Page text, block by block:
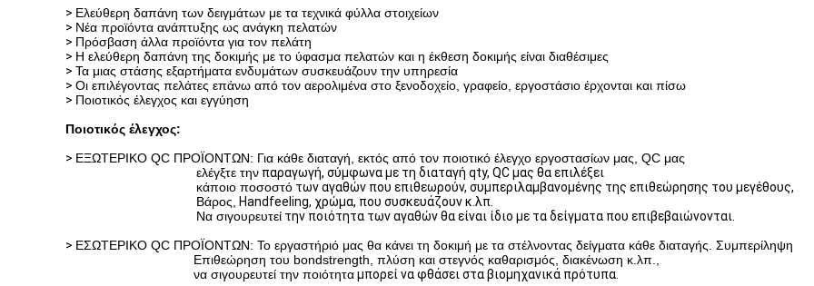
> Ελεύθερη δαπάνη των δειγμάτων με τα τεχνικά φύλλα στοιχείων
> Νέα προϊόντα ανάπτυξης ως ανάγκη πελατών
> Πρόσβαση άλλα προϊόντα για τον πελάτη
> Η ελεύθερη δαπάνη της δοκιμής με το ύφασμα πελατών και η έκθεση δοκιμής είναι διαθέσιμες
> Τα μιας στάσης εξαρτήματα ενδυμάτων συσκευάζουν την υπηρεσία
> Οι επιλέγοντας πελάτες επάνω από τον αερολιμένα στο ξενοδοχείο, γραφείο, εργοστάσιο έρχονται και πίσω
> Ποιοτικός έλεγχος και εγγύηση
Ποιοτικός έλεγχος:
> ΕΞΩΤΕΡΙΚΟ QC ΠΡΟΪΟΝΤΩΝ: Για κάθε διαταγή, εκτός από τον ποιοτικό έλεγχο εργοστασίων μας, QC μας
ελέγξτε την παραγωγή, σύμφωνα με τη διαταγή qty, QC μας θα επιλέξει
κάποιο ποσοστό των αγαθών που επιθεωρούν, συμπεριλαμβανομένης της επιθεώρησης του μεγέθους,
Βάρος,
Handfeeling, χρώμα, που συσκευάζουν κ.λπ.
Να σιγουρευτεί την ποιότητα των αγαθών θα είναι ίδιο με ταδείγματα που επιβεβαιώνονται.
> ΕΣΩΤΕΡΙΚΟ QC ΠΡΟΪΟΝΤΩΝ: Το εργαστήριό μας θα κάνει τη δοκιμή με τα στέλνοντας δείγματα κάθε διαταγής. Συμπερίληψη
Επιθεώρηση του bondstrength, πλύση και στεγνός καθαρισμός, διακένωση κ.λπ.,
να σιγουρευτεί την ποιότηταμπορεί να φθάσει στα βιομηχανικά πρότυπα.